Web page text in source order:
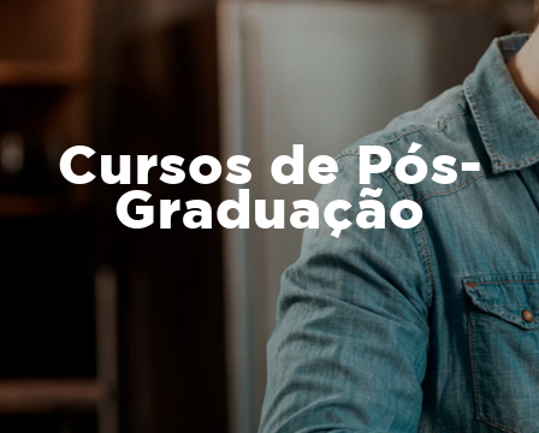
Cursos de Pós-
Graduação